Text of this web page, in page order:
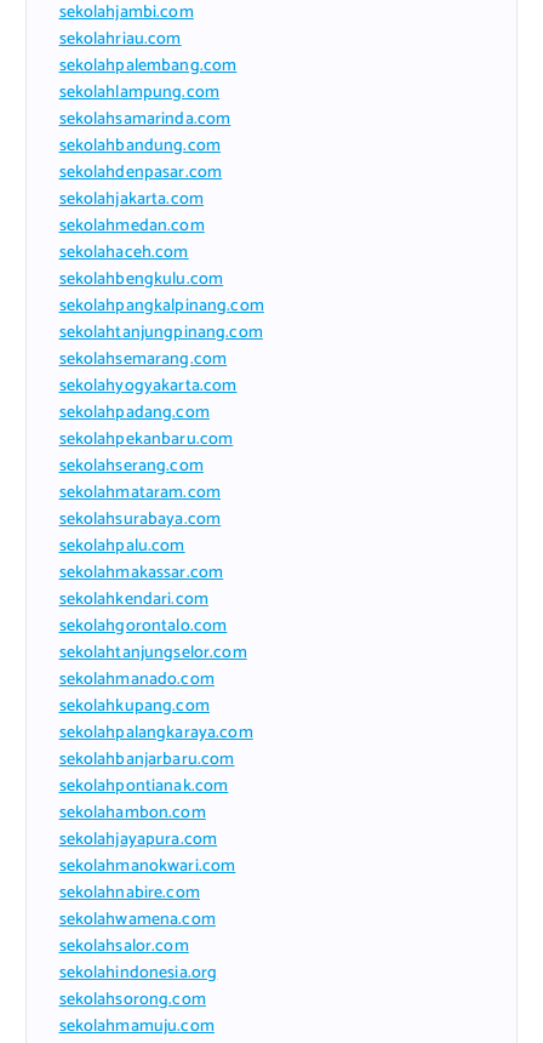
sekolahjambi.com
sekolahriau.com
sekolahpalembang.com
sekolahlampung.com
sekolahsamarinda.com
sekolahbandung.com
sekolahdenpasar.com
sekolahjakarta.com
sekolahmedan.com
sekolahaceh.com
sekolahbengkulu.com
sekolahpangkalpinang.com
sekolahtanjungpinang.com
sekolahsemarang.com
sekolahyogyakarta.com
sekolahpadang.com
sekolahpekanbaru.com
sekolahserang.com
sekolahmataram.com
sekolahsurabaya.com
sekolahpalu.com
sekolahmakassar.com
sekolahkendari.com
sekolahgorontalo.com
sekolahtanjungselor.com
sekolahmanado.com
sekolahkupang.com
sekolahpalangkaraya.com
sekolahbanjarbaru.com
sekolahpontianak.com
sekolahambon.com
sekolahjayapura.com
sekolahmanokwari.com
sekolahnabire.com
sekolahwamena.com
sekolahsalor.com
sekolahindonesia.org
sekolahsorong.com
sekolahmamuju.com